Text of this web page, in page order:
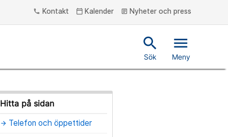
phone Kontakt calendar_today Kalender article Nyheter och press
search
Sök
menu
Meny
Hitta på sidan
arrow_forward Telefon och öppettider